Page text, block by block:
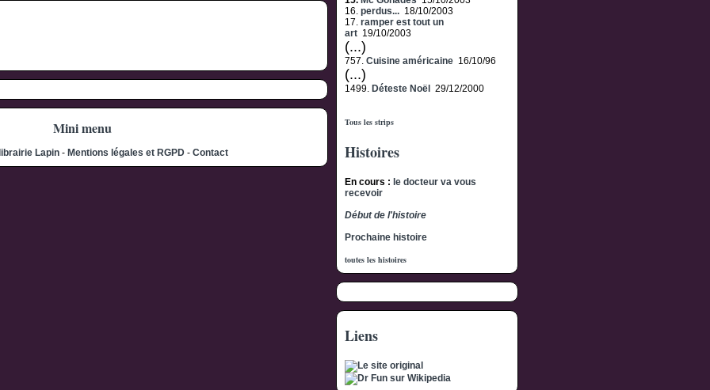
Mini menu
Lapin - Mentions légales et RGPD - Contact
16. perdus... 18/10/2003
17. ramper est tout un
art 19/10/2003
(...)
757. Cuisine américaine 16/10/96
(...)
1499. Déteste Noël 29/12/2000
Tous les strips
Histoires
En cours : le docteur va vous
recevoir
Début de l'histoire
Prochaine histoire
toutes les histoires
Liens